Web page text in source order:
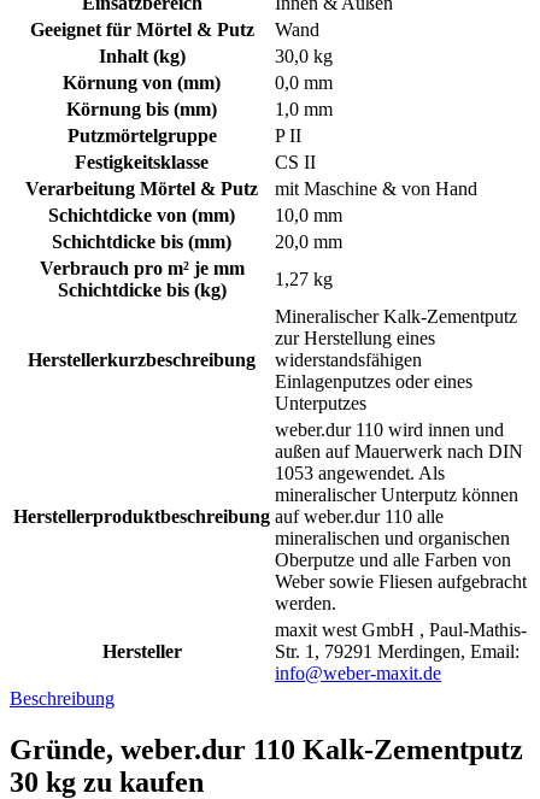
Geeignet für Mörtel & Putz
Wand
Inhalt (kg)
30,0 kg
Körnung von (mm)
0,0 mm
Körnung bis (mm)
1,0 mm
Putzmörtelgruppe
P II
Festigkeitsklasse
CS II
Verarbeitung Mörtel & Putz
mit Maschine & von Hand
Schichtdicke von (mm)
10,0 mm
Schichtdicke bis (mm)
20,0 mm
Verbrauch pro m² je mm
Schichtdicke bis (kg)
1,27 kg
Herstellerkurzbeschreibung
Mineralischer Kalk-Zementputz
zur Herstellung eines
widerstandsfähigen
Einlagenputzes oder eines
Unterputzes
Herstellerproduktbeschreibung
weber.dur 110 wird innen und
außen auf Mauerwerk nach DIN
1053 angewendet. Als
mineralischer Unterputz können
auf weber.dur 110 alle
mineralischen und organischen
Oberputze und alle Farben von
Weber sowie Fliesen aufgebracht
werden.
Hersteller
maxit west GmbH , Paul-Mathis-
Str. 1, 79291 Merdingen, Email:
info@weber-maxit.de
Beschreibung
Gründe, weber.dur 110 Kalk-Zementputz
30 kg zu kaufen